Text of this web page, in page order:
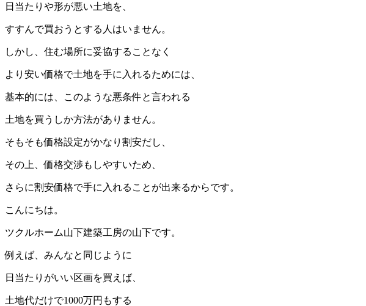
日当たりや形が悪い土地を、
すすんで買おうとする人はいません。
しかし、住む場所に妥協することなく
より安い価格で土地を手に入れるためには、
基本的には、このような悪条件と言われる
土地を買うしか方法がありません。
そもそも価格設定がかなり割安だし、
その上、価格交渉もしやすいため、
さらに割安価格で手に入れることが出来るからです。
こんにちは。
ツクルホーム山下建築工房の山下です。
例えば、みんなと同じように
日当たりがいい区画を買えば、
土地代だけで1000万円もする